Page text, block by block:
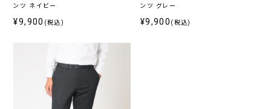
ンツ ネイビー
¥9,900 (税込)
ンツ グレー
¥9,900 (税込)